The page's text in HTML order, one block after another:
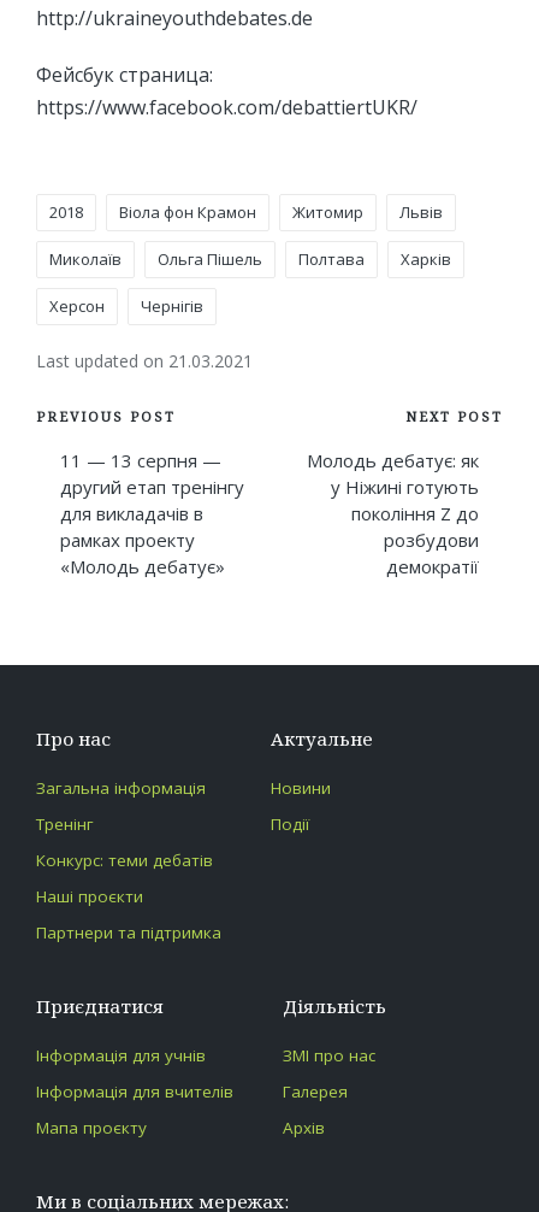
http://ukraineyouthdebates.de
Фейсбук страница:
https://www.facebook.com/debattiertUKR/
2018 Віола фон Крамон Житомир Львів
Миколаїв Ольга Пішель Полтава Харків
Херсон Чернігів
Last updated on 21.03.2021
Post
navigation
PREVIOUS POST
11 — 13 серпня —
другий етап тренінгу
для викладачів в
рамках проекту
«Молодь дебатує»
NEXT POST
Молодь дебатує: як
у Ніжині готують
покоління Z до
розбудови
демократії
Про нас
Загальна інформація
Тренінг
Конкурс: теми дебатів
Наші проєкти
Партнери та підтримка
Актуальне
Новини
Події
Приєднатися
Інформація для учнів
Інформація для вчителів
Мапа проєкту
Діяльність
ЗМІ про нас
Галерея
Архів
Ми в соціальних мережах: